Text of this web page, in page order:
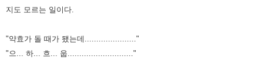
지도 모르는 일이다.
"약효가 돌 때가 됐는데......................"
"으... 하... 흐... 웁............................"